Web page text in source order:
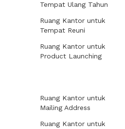
Tempat Ulang Tahun
Ruang Kantor untuk
Tempat Reuni
Ruang Kantor untuk
Product Launching
Ruang Kantor untuk
Mailing Address
Ruang Kantor untuk